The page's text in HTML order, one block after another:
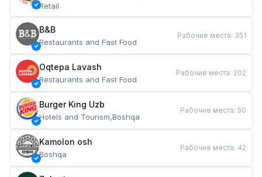
Retail
B&B
Restaurants and Fast Food
Рабочие места: 351
Oqtepa Lavash
Restaurants and Fast Food
Рабочие места: 202
Burger King Uzb
Hotels and Tourism,Boshqa
Рабочие места: 50
Kamolon osh
Boshqa
Рабочие места: 42